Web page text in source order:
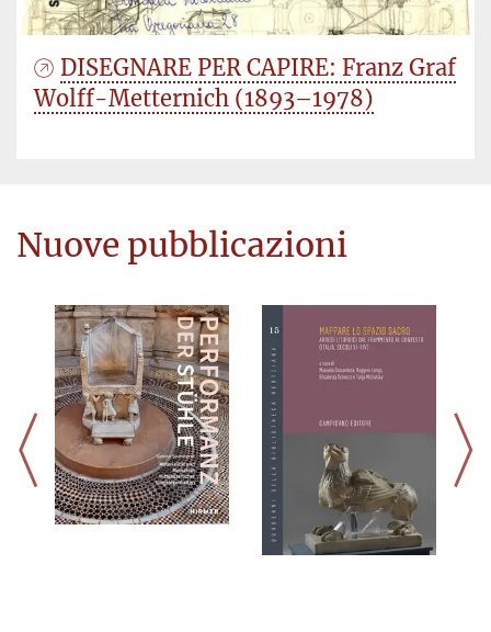
DISEGNARE PER CAPIRE: Franz Graf
Wolff-Metternich (1893–1978)
Nuove pubblicazioni